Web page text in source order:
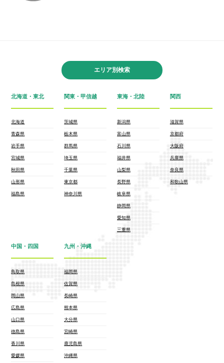
エリア別検索
北海道・東北
北海道
青森県
岩手県
宮城県
秋田県
山形県
福島県
関東・甲信越
茨城県
栃木県
群馬県
埼玉県
千葉県
東京都
神奈川県
東海・北陸
新潟県
富山県
石川県
福井県
山梨県
長野県
岐阜県
静岡県
愛知県
三重県
関西
滋賀県
京都府
大阪府
兵庫県
奈良県
和歌山県
中国・四国
鳥取県
島根県
岡山県
広島県
山口県
徳島県
香川県
愛媛県
九州・沖縄
福岡県
佐賀県
長崎県
熊本県
大分県
宮崎県
鹿児島県
沖縄県